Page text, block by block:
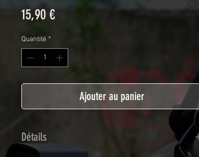
15,90 €Prix
Quantité *
Ajouter au panier
Détails